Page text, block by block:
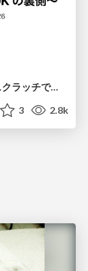
AWS CDK を「作」ってみた 〜フルスクラッチで見えた CDK の裏側〜 / aws-cdk-from-scratch
3 2.8k